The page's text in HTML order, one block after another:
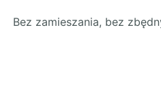
Bez zamieszania, bez